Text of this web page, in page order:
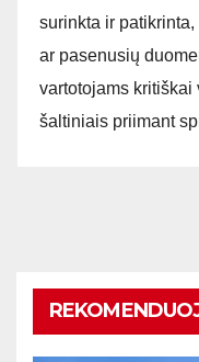
surinkta ir
ar pasenusių
vartotojams kritiškai
šaltiniais priimant